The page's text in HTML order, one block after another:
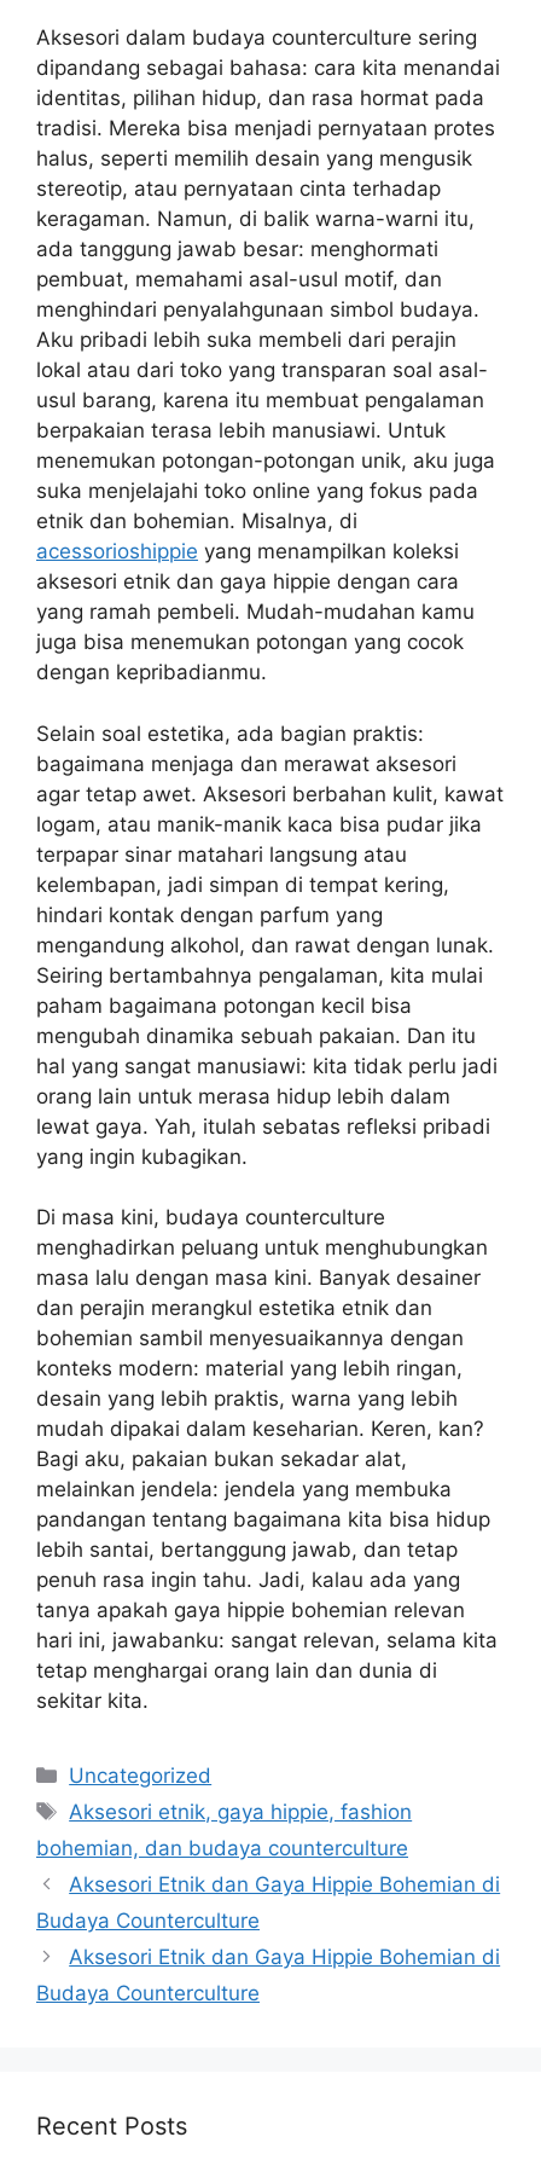
Aksesori dalam budaya counterculture sering
dipandang sebagai bahasa: cara kita menandai
identitas, pilihan hidup, dan rasa hormat pada
tradisi. Mereka bisa menjadi pernyataan protes
halus, seperti memilih desain yang mengusik
stereotip, atau pernyataan cinta terhadap
keragaman. Namun, di balik warna-warni itu,
ada tanggung jawab besar: menghormati
pembuat, memahami asal-usul motif, dan
menghindari penyalahgunaan simbol budaya.
Aku pribadi lebih suka membeli dari perajin
lokal atau dari toko yang transparan soal asal-
usul barang, karena itu membuat pengalaman
berpakaian terasa lebih manusiawi. Untuk
menemukan potongan-potongan unik, aku juga
suka menjelajahi toko online yang fokus pada
etnik dan bohemian. Misalnya, di
acessorioshippie yang menampilkan koleksi
aksesori etnik dan gaya hippie dengan cara
yang ramah pembeli. Mudah-mudahan kamu
juga bisa menemukan potongan yang cocok
dengan kepribadianmu.
Selain soal estetika, ada bagian praktis:
bagaimana menjaga dan merawat aksesori
agar tetap awet. Aksesori berbahan kulit, kawat
logam, atau manik-manik kaca bisa pudar jika
terpapar sinar matahari langsung atau
kelembapan, jadi simpan di tempat kering,
hindari kontak dengan parfum yang
mengandung alkohol, dan rawat dengan lunak.
Seiring bertambahnya pengalaman, kita mulai
paham bagaimana potongan kecil bisa
mengubah dinamika sebuah pakaian. Dan itu
hal yang sangat manusiawi: kita tidak perlu jadi
orang lain untuk merasa hidup lebih dalam
lewat gaya. Yah, itulah sebatas refleksi pribadi
yang ingin kubagikan.
Di masa kini, budaya counterculture
menghadirkan peluang untuk menghubungkan
masa lalu dengan masa kini. Banyak desainer
dan perajin merangkul estetika etnik dan
bohemian sambil menyesuaikannya dengan
konteks modern: material yang lebih ringan,
desain yang lebih praktis, warna yang lebih
mudah dipakai dalam keseharian. Keren, kan?
Bagi aku, pakaian bukan sekadar alat,
melainkan jendela: jendela yang membuka
pandangan tentang bagaimana kita bisa hidup
lebih santai, bertanggung jawab, dan tetap
penuh rasa ingin tahu. Jadi, kalau ada yang
tanya apakah gaya hippie bohemian relevan
hari ini, jawabanku: sangat relevan, selama kita
tetap menghargai orang lain dan dunia di
sekitar kita.
Categories
Uncategorized
Tags
Aksesori etnik, gaya hippie, fashion
bohemian, dan budaya counterculture
Aksesori Etnik dan Gaya Hippie Bohemian di
Budaya Counterculture
Aksesori Etnik dan Gaya Hippie Bohemian di
Budaya Counterculture
Recent Posts